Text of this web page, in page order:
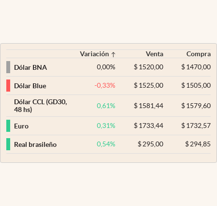
Variación Venta
Compra
Dólar BNA
0,00% $ 1520,00 $1470,00
Dólar Blue -0,33% $ 1525,00 $1505,00
Dólar CCL (GD30,
48 hs)
0,61% $ 1581,44 $1579,60
Euro 0,31% $ 1733,44 $1732,57
Real brasileño 0,54% $ 295,00 $294,85